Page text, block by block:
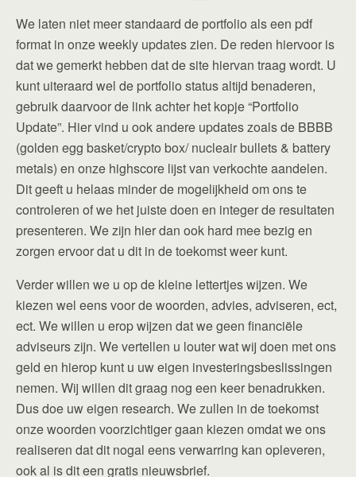
We laten niet meer standaard de portfolio als een pdf
format in onze weekly updates zien. De reden hiervoor is
dat we gemerkt hebben dat de site hiervan traag wordt. U
kunt uiteraard wel de portfolio status altijd benaderen,
gebruik daarvoor de link achter het kopje “Portfolio
Update”. Hier vind u ook andere updates zoals de BBBB
(golden egg basket/crypto box/ nucleair bullets & battery
metals) en onze highscore lijst van verkochte aandelen.
Dit geeft u helaas minder de mogelijkheid om ons te
controleren of we het juiste doen en integer de resultaten
presenteren. We zijn hier dan ook hard mee bezig en
zorgen ervoor dat u dit in de toekomst weer kunt.
Verder willen we u op de kleine lettertjes wijzen. We
kiezen wel eens voor de woorden, advies, adviseren, ect,
ect. We willen u erop wijzen dat we geen financiële
adviseurs zijn. We vertellen u louter wat wij doen met ons
geld en hierop kunt u uw eigen investeringsbeslissingen
nemen. Wij willen dit graag nog een keer benadrukken.
Dus doe uw eigen research. We zullen in de toekomst
onze woorden voorzichtiger gaan kiezen omdat we ons
realiseren dat dit nogal eens verwarring kan opleveren,
ook al is dit een gratis nieuwsbrief.